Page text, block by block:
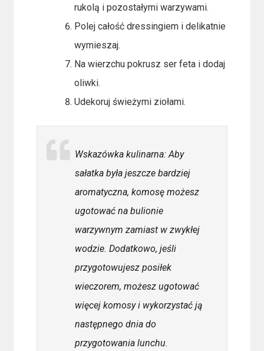
rukolą i pozostałymi warzywami.
Polej całość dressingiem i delikatnie
wymieszaj.
Na wierzchu pokrusz ser feta i dodaj
oliwki.
Udekoruj świeżymi ziołami.
Wskazówka kulinarna: Aby
sałatka była jeszcze bardziej
aromatyczna, komosę możesz
ugotować na bulionie
warzywnym zamiast w zwykłej
wodzie. Dodatkowo, jeśli
przygotowujesz posiłek
wieczorem, możesz ugotować
więcej komosy i wykorzystać ją
następnego dnia do
przygotowania lunchu.